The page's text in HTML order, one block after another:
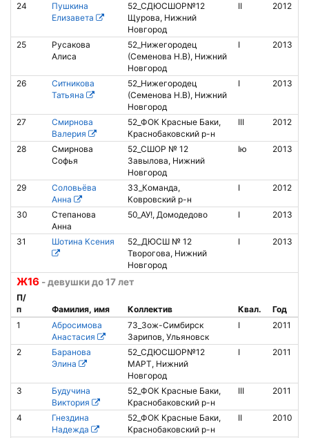
24
Пушкина
Елизавета
52_СДЮСШОР№12
Щурова, Нижний
Новгород
II 2012
25
Русакова
Алиса
52_Нижегородец
(Семенова Н.В), Нижний
Новгород
I 2013
26
Ситникова
Татьяна
52_Нижегородец
(Семенова Н.В), Нижний
Новгород
I 2013
27
Смирнова
Валерия
52_ФОК Красные Баки,
Краснобаковский р-н
III 2012
28
Смирнова
Софья
52_СШОР № 12
Завылова, Нижний
Новгород
Iю 2013
29
Соловьёва
Анна
33_Команда,
Ковровский р-н
I 2012
30
Степанова
Анна
50_АУ!, Домодедово I 2013
31 Шотина Ксения
52_ДЮСШ № 12
Творогова, Нижний
Новгород
I 2013
Ж16 - девушки до 17 лет
П/
п
Фамилия, имя Коллектив Квал. Год
1
Абросимова
Анастасия
73_Зож-Симбирск
Зарипов, Ульяновск
I 2011
2
Баранова
Элина
52_СДЮСШОР№12
МАРТ, Нижний
Новгород
I 2011
3
Будучина
Виктория
52_ФОК Красные Баки,
Краснобаковский р-н
III 2011
4
Гнездина
Надежда
52_ФОК Красные Баки,
Краснобаковский р-н
II 2010